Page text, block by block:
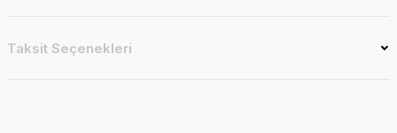
Taksit Seçenekleri